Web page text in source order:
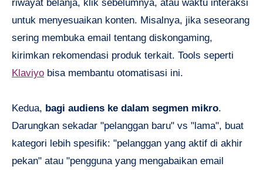
riwayat belanja, klik sebelumnya, atau waktu interaksi
untuk menyesuaikan konten. Misalnya, jika seseorang
sering membuka email tentang diskongaming,
kirimkan rekomendasi produk terkait. Tools seperti
Klaviyo bisa membantu otomatisasi ini.
Kedua, bagi audiens ke dalam segmen mikro.
Darungkan sekadar "pelanggan baru" vs "lama", buat
kategori lebih spesifik: "pelanggan yang aktif di akhir
pekan" atau "pengguna yang mengabaikan email